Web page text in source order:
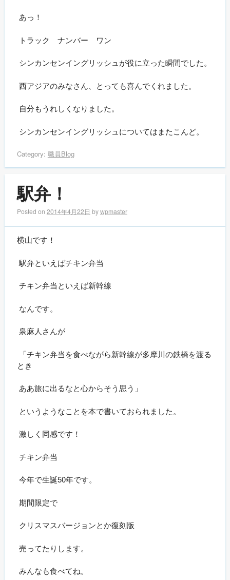
あっ！
トラック ナンバー ワン
シンカンセンイングリッシュが役に立った瞬間でした。
西アジアのみなさん、とっても喜んでくれました。
自分もうれしくなりました。
シンカンセンイングリッシュについてはまたこんど。
Category: 職員Blog
駅弁！
Posted on 2014年4月22日 bywpmaster
横山です！
駅弁といえばチキン弁当
チキン弁当といえば新幹線
なんです。
泉麻人さんが
「チキン弁当を食べながら新幹線が多摩川の鉄橋を渡る
とき
ああ旅に出るなと心からそう思う」
というようなことを本で書いておられました。
激しく同感です！
チキン弁当
今年で生誕50年です。
期間限定で
クリスマスバージョンとか復刻版
売ってたりします。
みんなも食べてね。